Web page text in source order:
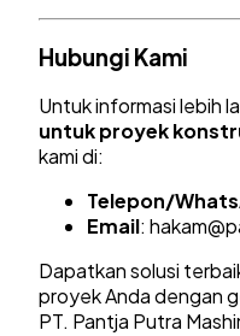
Hubungi Kami
Untuk informasi lebih
untuk proyek
kami di:
Telepon/
Email:
Dapatkan solusi
proyek Anda dengan
PT. Pantja Putra